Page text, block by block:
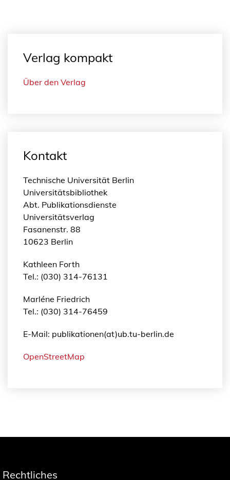
Verlag kompakt
Über den Verlag
Kontakt
Technische Universität Berlin
Universitätsbibliothek
Abt. Publikationsdienste
Universitätsverlag
Fasanenstr. 88
10623 Berlin
Kathleen Forth
Tel.: (030) 314-76131
Marléne Friedrich
Tel.: (030) 314-76459
E-Mail: publikationen(at)ub.tu-berlin.de
OpenStreetMap
Rechtliches